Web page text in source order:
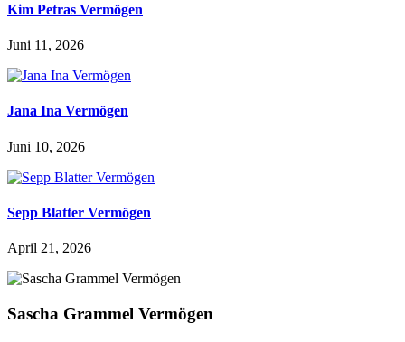
Kim Petras Vermögen
Juni 11, 2026
Jana Ina Vermögen
Juni 10, 2026
Sepp Blatter Vermögen
April 21, 2026
Sascha Grammel Vermögen